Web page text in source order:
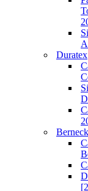
Duratex
Berneck